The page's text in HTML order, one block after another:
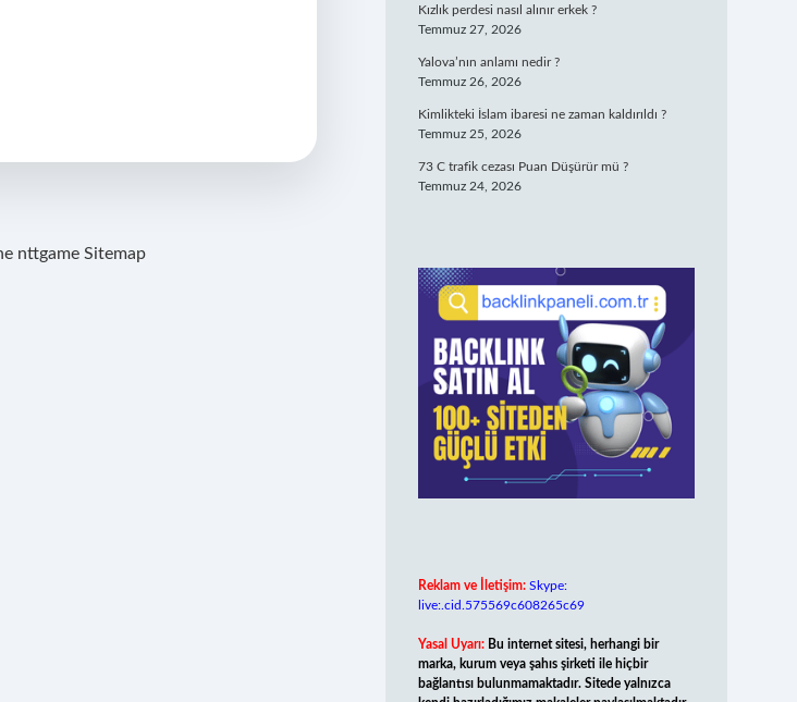
nttgame Sitemap
Kızlık perdesi nasıl alınır erkek ?
Temmuz 27, 2026
Yalova’nın anlamı nedir ?
Temmuz 26, 2026
Kimlikteki İslam ibaresi ne zaman kaldırıldı ?
Temmuz 25, 2026
73 C trafik cezası Puan Düşürür mü ?
Temmuz 24, 2026
Reklam ve İletişim: Skype:
live:.cid.575569c608265c69
Yasal Uyarı: Bu internet sitesi, herhangi bir
marka, kurum veya şahıs şirketi ile hiçbir
bağlantısı bulunmamaktadır. Sitede yalnızca